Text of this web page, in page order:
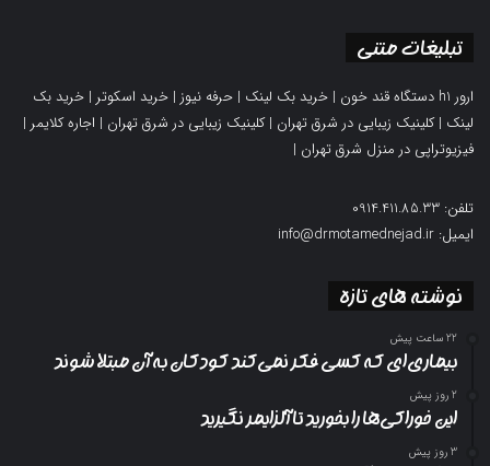
تبلیغات متنی
ارور h1 دستگاه قند خون | خرید بک لینک | حرفه نیوز | خرید اسکوتر | خرید بک
لینک |کلینیک زیبایی در شرق تهران |کلینیک زیبایی در شرق تهران | اجاره کلایمر |
فیزیوتراپی در منزل شرق تهران |
تلفن: 0914.411.85.33
ایمیل: info@drmotamednejad.ir
نوشته های تازه
22 ساعت پیش
بیماری‌ای که کسی فکر نمی‌کند کودکان به آن مبتلا شوند
2 روز پیش
این خوراکی‌ها را بخورید تا آلزایمر نگیرید
3 روز پیش